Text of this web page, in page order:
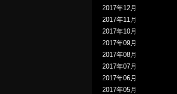
2017年12月
2017年11月
2017年10月
2017年09月
2017年08月
2017年07月
2017年06月
2017年05月